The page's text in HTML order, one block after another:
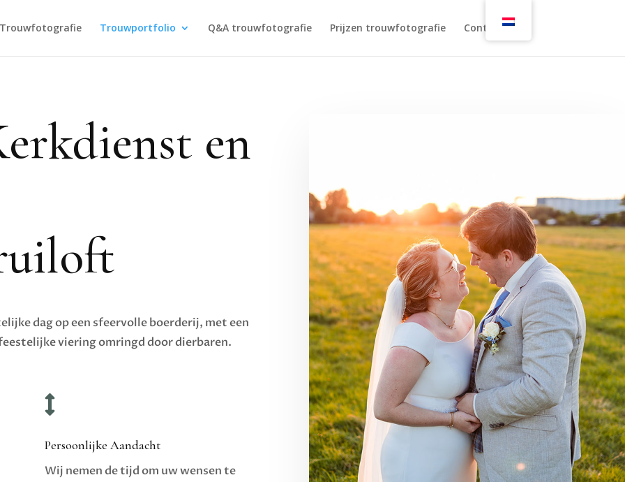
Trouwportfolio Q&A trouwfotografie Prijzen trouwfotografie Contact
en
dag op een sfeervolle boerderij, met een
viering omringd door dierbaren.

Persoonlijke Aandacht
Wij nemen de tijd om uw wensen te